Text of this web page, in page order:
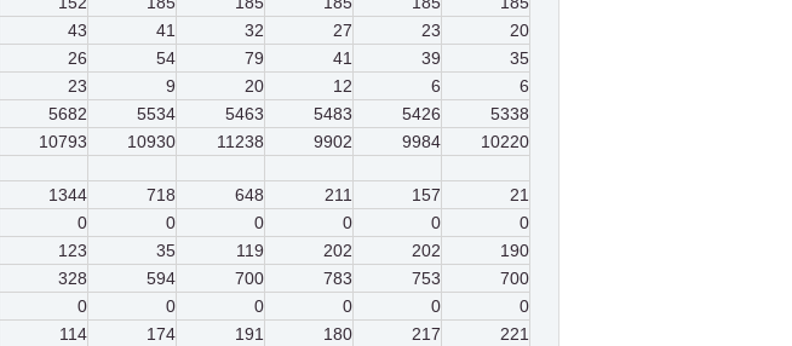
43 41 32 27 23
20
26 54 79 41 39
35
23 9 20 12 6
6
5682 5534 5463 5483 5426
5338
10793 10930 11238 9902 9984
10220
1344 718 648 211 157
21
0 0 0 0 0
0
123 35 119 202 202
190
328 594 700 783 753
700
0 0 0 0 0
0
114 174 191 180 217
221